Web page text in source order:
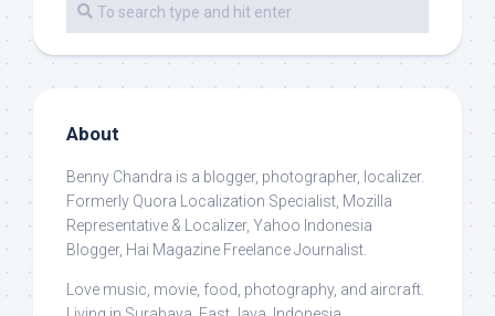
About
Benny Chandra is a blogger, photographer, localizer.
Formerly Quora Localization Specialist, Mozilla
Representative & Localizer, Yahoo Indonesia
Blogger, Hai Magazine Freelance Journalist.
Love music, movie, food, photography, and aircraft.